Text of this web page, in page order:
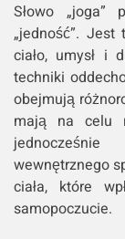
Słowo
„jedność”. Jest
ciało, umysł i
techniki
obejmują
mają na celu
wewnętrznego
ciała, które
samopoczucie.